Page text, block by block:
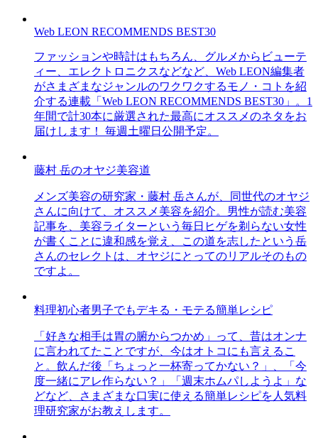
Web LEON RECOMMENDS BEST30
ファッションや時計はもちろん、グルメからビューテ
ィー、エレクトロニクスなどなど、Web LEON編集者
がさまざまなジャンルのワクワクするモノ・コトを紹
介する連載「Web LEON RECOMMENDS BEST30」。1
年間で計30本に厳選された最高にオススメのネタをお
届けします！ 毎週土曜日公開予定。
藤村 岳のオヤジ美容道
メンズ美容の研究家・藤村 岳さんが、同世代のオヤジ
さんに向けて、オススメ美容を紹介。男性が読む美容
記事を、美容ライターという毎日ヒゲを剃らない女性
が書くことに違和感を覚え、この道を志したという岳
さんのセレクトは、オヤジにとってのリアルそのもの
ですよ。
料理初心者男子でもデキる・モテる簡単レシピ
「好きな相手は胃の腑からつかめ」って、昔はオンナ
に言われてたことですが、今はオトコにも言えるこ
と。飲んだ後「ちょっと一杯寄ってかない？」、「今
度一緒にアレ作らない？」「週末ホムパしようよ」な
どなど、さまざまな口実に使える簡単レシピを人気料
理研究家がお教えします。